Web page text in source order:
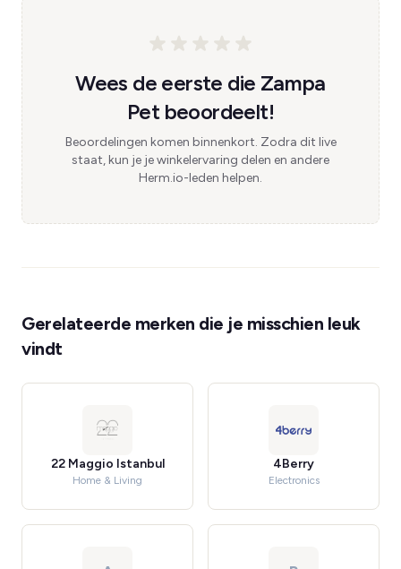
Wees de eerste die Zampa
Pet beoordeelt!
Beoordelingen komen binnenkort. Zodra dit live
staat, kun je je winkelervaring delen en andere
Herm.io-leden helpen.
Gerelateerde merken die je misschien leuk
vindt
22 Maggio Istanbul
Home & Living
4Berry
Electronics